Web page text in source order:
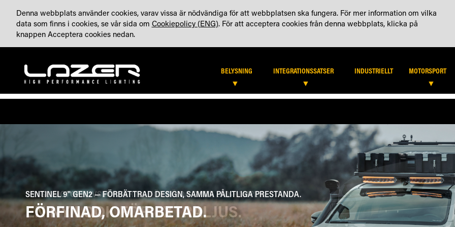
TILL
INNEHÅLLET
TILLVERKAT I STORBRITANNIEN OM OSS BLOGG (ENG) KONTAKTA OSS KONTO
HITTA ÅTERFÖRSÄLJARE
BELYSNING INTEGRATIONSSATSER INDUSTRIELLT MOTORSPORT
SENTINEL 9'' GEN2 — FÖRBÄTTRAD DESIGN, SAMMA PÅLITLIGA PRESTANDA.
FÖRFINAD, OMARBETAD.
Denna webbplats använder cookies, varav vissa är nödvändiga för att webbplatsen ska fungera. För mer information om vilka
data som finns i cookies, se vår sida om Cookiepolicy (ENG). För att acceptera cookies från denna webbplats, klicka på
knappen Acceptera cookies nedan.